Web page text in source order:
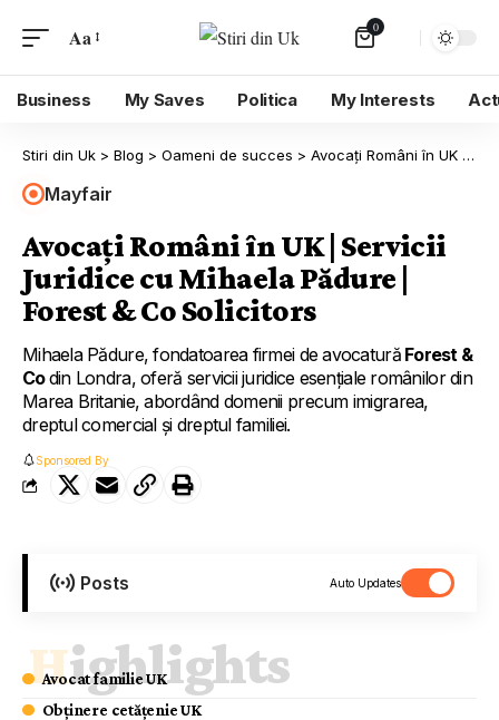
Aa 0
Business My Saves Politica My Interests
Stiri din Uk > Blog > Oameni de succes > Avocați Români în UK | Servicii Juridice cu Mihaela Pădure | Forest & Co Solicitors
Mayfair
Avocați Români în UK | Servicii
Juridice cu Mihaela Pădure |
Forest & Co Solicitors
Mihaela Pădure, fondatoarea firmei de avocaturăForest &
Codin Londra, oferă servicii juridice esențiale românilor din
Marea Britanie, abordând domenii precum imigrarea,
dreptul comercial și dreptul familiei.
Sponsored By
Posts Auto Updates
Highlights
Avocat familie UK
Obținere cetățenie UK